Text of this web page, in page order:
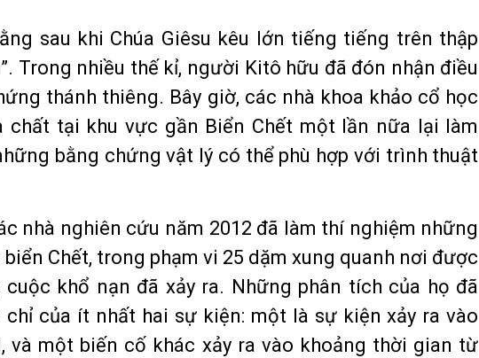
sau khi Chúa Giêsu kêu lớn tiếng tiếng trên thập
Trong nhiều thế kỉ, người Kitô hữu đã đón nhận điều
thánh thiêng. Bây giờ, các nhà khoa khảo cổ học
chất tại khu vực gần Biển Chết một lần nữa lại làm
bằng chứng vật lý có thể phù hợp với trình thuật
nhà nghiên cứu năm 2012 đã làm thí nghiệm những
Chết, trong phạm vi 25 dặm xung quanh nơi được
khổ nạn đã xảy ra. Những phân tích của họ đã
chỉ của ít nhất hai sự kiện: một là sự kiện xảy ra vào
và một biến cố khác xảy ra vào khoảng thời gian từ